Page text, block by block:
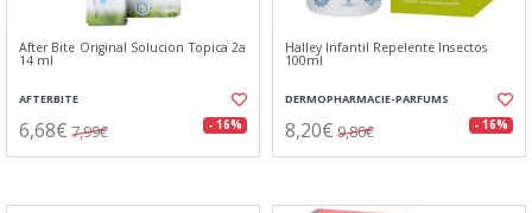
After Bite Original Solucion Topica 2a
14 ml
AFTERBITE
6,68€ 7,99€ - 16%
Halley Infantil Repelente Insectos
100ml
DERMOPHARMACIE-PARFUMS
8,20€ 9,80€ - 16%